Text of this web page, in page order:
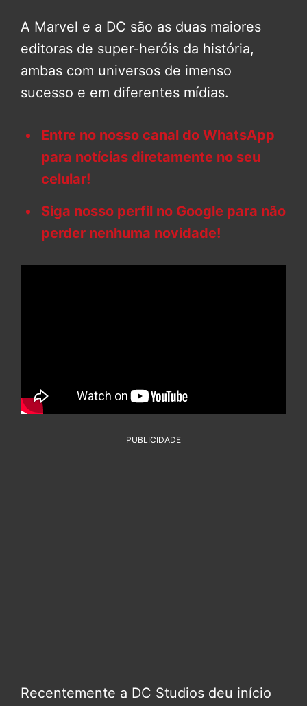
A Marvel e a DC são as duas maiores
editoras de super-heróis da história,
ambas com universos de imenso
sucesso e em diferentes mídias.
Entre no nosso canal do WhatsApp
para notícias diretamente no seu
celular!
Siga nosso perfil no Google para não
perder nenhuma novidade!
PUBLICIDADE
Recentemente a DC Studios deu início